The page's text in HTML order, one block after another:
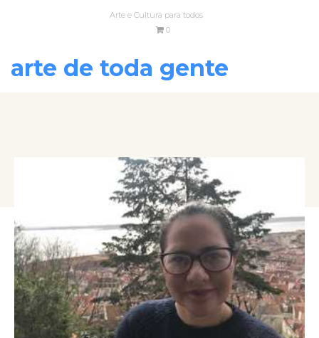
Arte e Cultura para todos
0
arte de toda gente